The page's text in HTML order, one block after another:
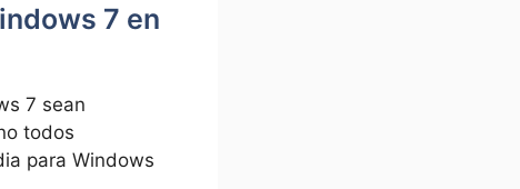
7 en
7 sean
todos
para Windows